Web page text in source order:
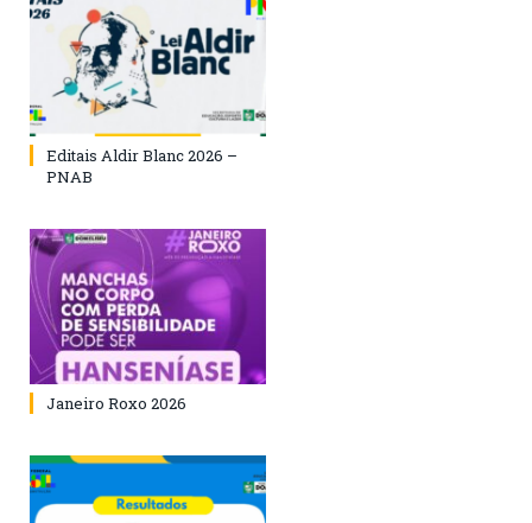
Editais Aldir Blanc 2026 –
PNAB
Janeiro Roxo 2026